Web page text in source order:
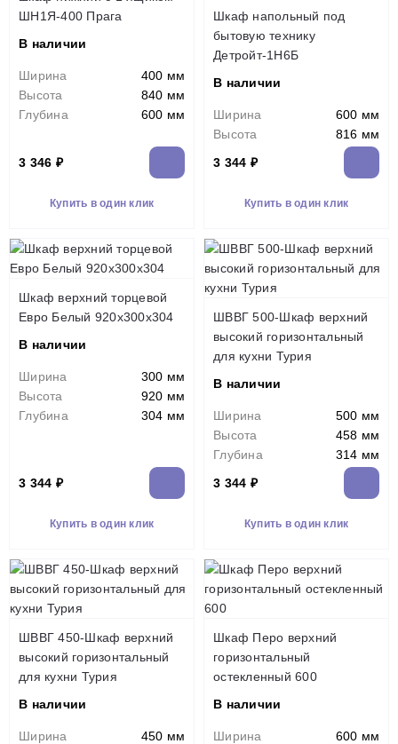
ШН1Я-400 Прага
В наличии
Ширина
400 мм
Высота
840 мм
Глубина
600 мм
3 346 ₽
Купить в один клик
Шкаф напольный под
бытовую технику
Детройт-1Н6Б
В наличии
Ширина
600 мм
Высота
816 мм
3 344 ₽
Купить в один клик
Шкаф верхний торцевой
Евро Белый 920х300х304
В наличии
Ширина
300 мм
Высота
920 мм
Глубина
304 мм
3 344 ₽
Купить в один клик
ШВВГ 500-Шкаф верхний
высокий горизонтальный
для кухни Турия
В наличии
Ширина
500 мм
Высота
458 мм
Глубина
314 мм
3 344 ₽
Купить в один клик
ШВВГ 450-Шкаф верхний
высокий горизонтальный
для кухни Турия
В наличии
Ширина
450 мм
Шкаф Перо верхний
горизонтальный
остекленный 600
В наличии
Ширина
600 мм